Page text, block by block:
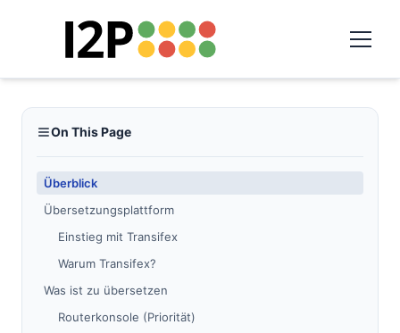
On This Page
Überblick
Übersetzungsplattform
Einstieg mit Transifex
Warum Transifex?
Was ist zu übersetzen
Routerkonsole (Priorität)